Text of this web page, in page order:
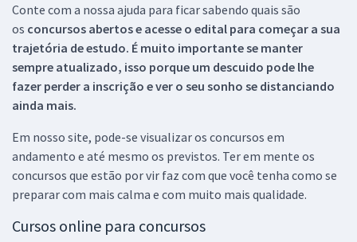
Conte com a nossa ajuda para ficar sabendo quais são
os concursos abertos e acesse o edital para começar a sua
trajetória de estudo. É muito importante se manter
sempre atualizado, isso porque um descuido pode lhe
fazer perder a inscrição e ver o seu sonho se distanciando
ainda mais.
Em nosso site, pode-se visualizar os concursos em
andamento e até mesmo os previstos. Ter em mente os
concursos que estão por vir faz com que você tenha como se
preparar com mais calma e com muito mais qualidade.
Cursos online para concursos